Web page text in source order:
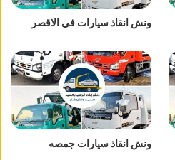
ونش انقاذ سيارات في الاقصر
ونش انقاذ سيارات جمصه